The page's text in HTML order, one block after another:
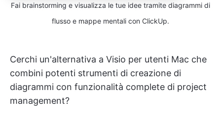
Fai brainstorming e visualizza le tue idee tramite diagrammi di
flusso e mappe mentali con ClickUp.
Cerchi un'alternativa a Visio per utenti Mac che
combini potenti strumenti di creazione di
diagrammi con funzionalità complete di project
management?